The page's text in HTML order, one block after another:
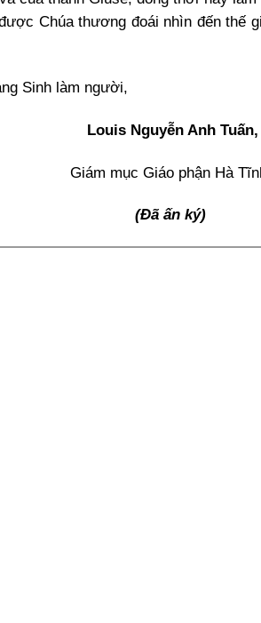
Chúa thương đoái nhìn đến thế
Sinh làm người,
Louis Nguyễn Anh Tuấn,
Giám mục Giáo phận Hà
(Đã ấn ký)